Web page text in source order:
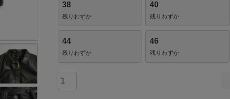
38
残りわずか
40
残りわずか
44
残りわずか
46
残りわずか